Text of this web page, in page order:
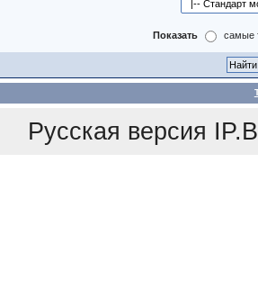
Показать самые
Русская версия